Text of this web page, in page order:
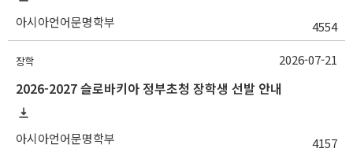
아시아언어문명학부 4554
장학
2026-2027 슬로바키아 정부초청 장학생 선발 안내
아시아언어문명학부 4157
2026-07-21